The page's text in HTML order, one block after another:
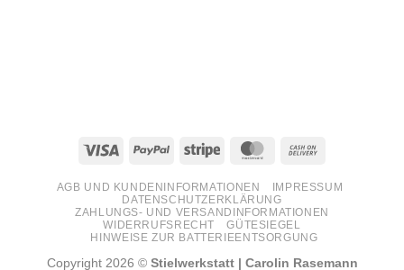
Visa PayPal Stripe MasterCard
Delivery
AGB UND KUNDENINFORMATIONEN
IMPRESSUM
DATENSCHUTZERKLÄRUNG
ZAHLUNGS- UND VERSANDINFORMATIONEN
WIDERRUFSRECHT
GÜTESIEGEL
HINWEISE ZUR BATTERIEENTSORGUNG
Copyright 2026 © Stielwerkstatt | Carolin Rasemann